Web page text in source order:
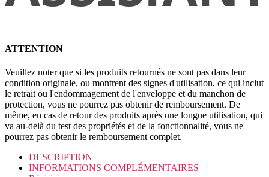
ATTENTION
Veuillez noter que si les produits retournés ne sont pas dans leur
condition originale, ou montrent des signes d'utilisation, ce qui inclut
le retrait ou l'endommagement de l'enveloppe et du manchon de
protection, vous ne pourrez pas obtenir de remboursement. De
même, en cas de retour des produits après une longue utilisation, qui
va au-delà du test des propriétés et de la fonctionnalité, vous ne
pourrez pas obtenir le remboursement complet.
DESCRIPTION
INFORMATIONS COMPLÉMENTAIRES